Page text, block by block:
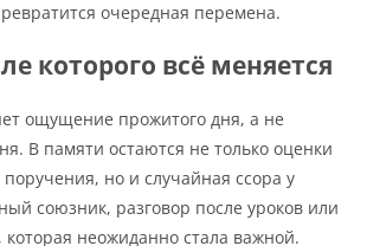
очередная перемена.
которого всё меняется
ощущение прожитого дня, а не
В памяти остаются не только оценки
но и случайная ссора у
союзник, разговор после уроков или
которая неожиданно стала важной.